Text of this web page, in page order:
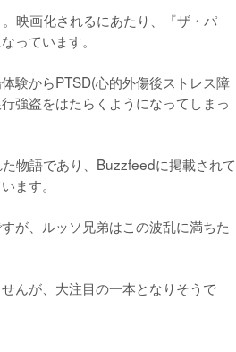
映画化されるにあたり、『ザ・パ
っています。
験からPTSD(心的外傷後ストレス障
強盗をはたらくようになってしまっ
物語であり、Buzzfeedに掲載されて
ます。
が、ルッソ兄弟はこの波乱に満ちた
んが、大注目の一本となりそうで